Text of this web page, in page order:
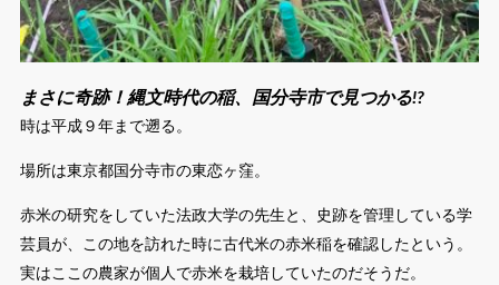
まさに奇跡！縄文時代の稲、国分寺市で見つかる!?
時は平成９年まで遡る。
場所は東京都国分寺市の東恋ヶ窪。
赤米の研究をしていた法政大学の先生と、史跡を管理している学
芸員が、この地を訪れた時に古代米の赤米稲を確認したという。
実はここの農家が個人で赤米を栽培していたのだそうだ。